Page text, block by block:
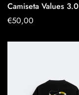
OPTIONEN
AUSWÄHLEN
Camiseta Values 3.0
Regulärer
€50,00